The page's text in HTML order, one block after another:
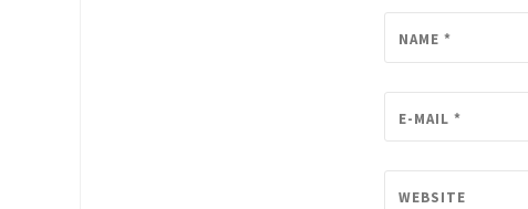
NAME *
E-MAIL *
WEBSITE